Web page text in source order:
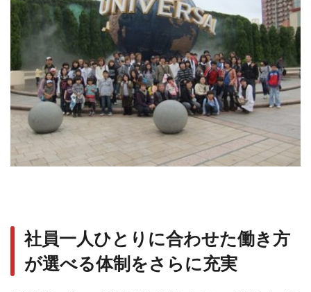
社員⼀⼈ひとりに合わせた働き⽅
が選べる体制をさらに充実